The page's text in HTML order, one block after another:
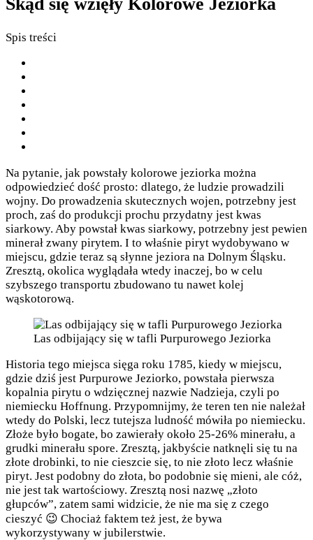
Spis treści
Na pytanie, jak powstały kolorowe jeziorka można
odpowiedzieć dość prosto: dlatego, że ludzie prowadzili
wojny. Do prowadzenia skutecznych wojen, potrzebny jest
proch, zaś do produkcji prochu przydatny jest kwas
siarkowy. Aby powstał kwas siarkowy, potrzebny jest pewien
minerał zwany pirytem. I to właśnie piryt wydobywano w
miejscu, gdzie teraz są słynne jeziora na Dolnym Śląsku.
Zresztą, okolica wyglądała wtedy inaczej, bo w celu
szybszego transportu zbudowano tu nawet kolej
wąskotorową.
Las odbijający się w tafli Purpurowego Jeziorka
Historia tego miejsca sięga roku 1785, kiedy w miejscu,
gdzie dziś jest Purpurowe Jeziorko, powstała pierwsza
kopalnia pirytu o wdzięcznej nazwie Nadzieja, czyli po
niemiecku Hoffnung. Przypomnijmy, że teren ten nie należał
wtedy do Polski, lecz tutejsza ludność mówiła po niemiecku.
Złoże było bogate, bo zawierały około 25-26% minerału, a
grudki minerału spore. Zresztą, jakbyście natknęli się tu na
złote drobinki, to nie cieszcie się, to nie złoto lecz właśnie
piryt. Jest podobny do złota, bo podobnie się mieni, ale cóż,
nie jest tak wartościowy. Zresztą nosi nazwę „złoto
głupców”, zatem sami widzicie, że nie ma się z czego
cieszyć 😉 Chociaż faktem też jest, że bywa
wykorzystywany w jubilerstwie.